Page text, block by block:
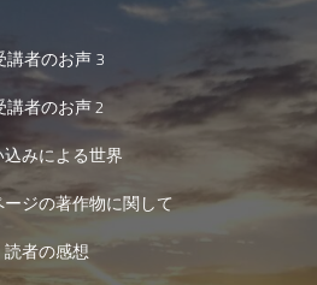
講者のお声 3
講者のお声 2
みによる世界
ジの著作物に関して
読者の感想